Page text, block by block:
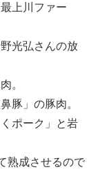
上川ファー
光弘さんの放
。
豚」の豚肉。
ポーク」と岩
熟成させるので